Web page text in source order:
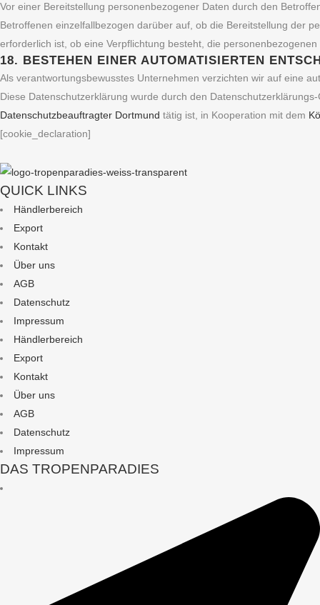
Vor einer Bereitstellung personenbezogener Daten durch den
Betroffenen einzelfallbezogen darüber auf, ob die Bereitstellung der
erforderlich ist, ob eine Verpflichtung besteht, die
18. BESTEHEN EINER AUTOMATISIERTEN
Als verantwortungsbewusstes Unternehmen verzichten wir auf eine
Diese Datenschutzerklärung wurde durch den
Datenschutzbeauftragter Dortmund tätig ist, in Kooperation mit dem
[cookie_declaration]
QUICK LINKS
Händlerbereich
Export
Kontakt
Über uns
AGB
Datenschutz
Impressum
Händlerbereich
Export
Kontakt
Über uns
AGB
Datenschutz
Impressum
DAS TROPENPARADIES